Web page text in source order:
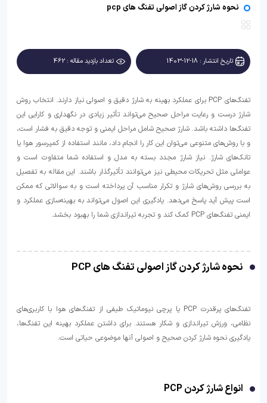
نحوه شارژ کردن گاز اصولی تفنگ های pcp
تاریخ انتشار : 18-12-1403 تعداد بازدید مقاله : 462
تفنگ‌های PCP برای عملکرد بهینه به شارژ دقیق و اصولی نیاز دارند. انتخاب روش
شارژ درست و رعایت مراحل صحیح می‌تواند تأثیر زیادی در نگهداری و کارایی این
تفنگ‌ها داشته باشد. شارژ صحیح شامل مراحل ایمنی و توجه دقیق به فشار است،
و با روش‌های متنوعی می‌توان این کار را انجام داد، مانند استفاده از کمپرسور هوا یا
تانک‌های شارژ. نیاز شارژ مجدد بسته به مدل و استفاده شما متفاوت است و
عواملی مثل تحریکات محیطی نیز می‌توانند تأثیرگذار باشند. این مقاله به تفصیل
به بررسی روش‌های شارژ و تکرار مناسب آن پرداخته است و به سوالاتی که ممکن
است پیش آید پاسخ می‌دهد. یادگیری این اصول می‌تواند به بهینه‌سازی عملکرد و
ایمنی تفنگ‌های PCP کمک کند و تجربه تیراندازی شما را بهبود بخشد.
نحوه شارژ کردن گاز اصولی تفنگ های PCP
تفنگ‌های پرقدرت PCP یا پرچی نیوماتیک طیفی از تفنگ‌های هوا با کاربری‌های
نظامی، ورزش تیراندازی و شکار هستند. برای داشتن عملکرد بهینه این تفنگ‌ها،
یادگیری نحوه شارژ کردن صحیح و اصولی آنها موضوعی حیاتی است.
انواع شارژ کردن PCP